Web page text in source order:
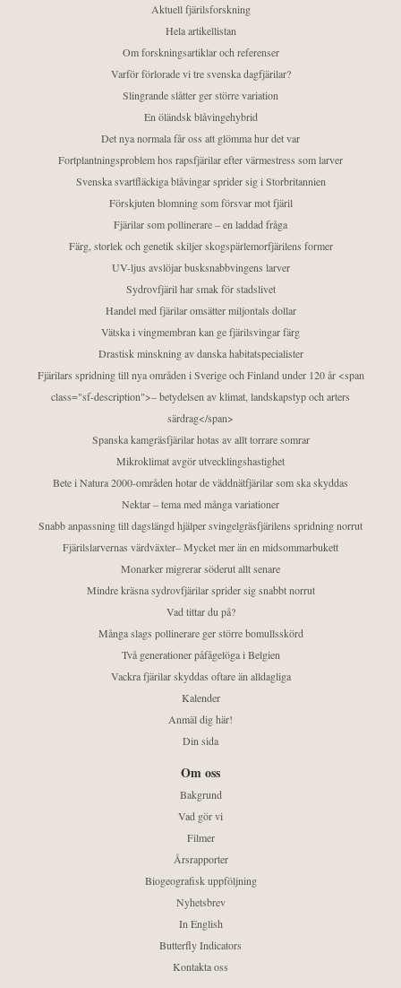
Aktuell fjärilsforskning
Hela artikellistan
Om forskningsartiklar och referenser
Varför förlorade vi tre svenska dagfjärilar?
Slingrande slåtter ger större variation
En öländsk blåvingehybrid
Det nya normala får oss att glömma hur det var
Fortplantningsproblem hos rapsfjärilar efter värmestress som larver
Svenska svartfläckiga blåvingar sprider sig i Storbritannien
Förskjuten blomning som försvar mot fjäril
Fjärilar som pollinerare – en laddad fråga
Färg, storlek och genetik skiljer skogspärlemorfjärilens former
UV-ljus avslöjar busksnabbvingens larver
Sydrovfjäril har smak för stadslivet
Handel med fjärilar omsätter miljontals dollar
Vätska i vingmembran kan ge fjärilsvingar färg
Drastisk minskning av danska habitatspecialister
Fjärilars spridning till nya områden i Sverige och Finland under 120 år <span
class="sf-description">– betydelsen av klimat, landskapstyp och arters
särdrag</span>
Spanska kamgräsfjärilar hotas av allt torrare somrar
Mikroklimat avgör utvecklingshastighet
Bete i Natura 2000-områden hotar de väddnätfjärilar som ska skyddas
Nektar – tema med många variationer
Snabb anpassning till dagslängd hjälper svingelgräsfjärilens spridning norrut
Fjärilslarvernas värdväxter– Mycket mer än en midsommarbukett
Monarker migrerar söderut allt senare
Mindre kräsna sydrovfjärilar sprider sig snabbt norrut
Vad tittar du på?
Många slags pollinerare ger större bomullsskörd
Två generationer påfågelöga i Belgien
Vackra fjärilar skyddas oftare än alldagliga
Kalender
Anmäl dig här!
Din sida
Om oss
Bakgrund
Vad gör vi
Filmer
Årsrapporter
Biogeografisk uppföljning
Nyhetsbrev
In English
Butterfly Indicators
Kontakta oss